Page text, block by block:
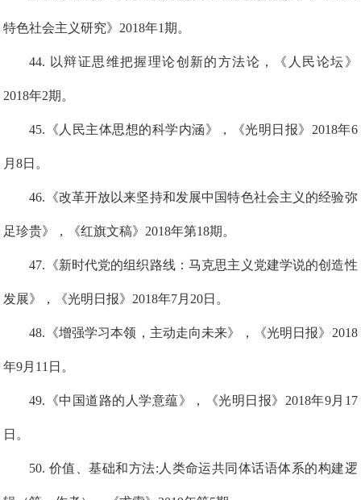
特色社会主义研究》2018年1期。
44. 以辩证思维把握理论创新的方法论，《人民论坛》
2018年2期。
45. 《人民主体思想的科学内涵》，《光明日报》2018年6
月8日。
46. 《改革开放以来坚持和发展中国特色社会主义的经验弥
足珍贵》，《红旗文稿》2018年第18期。
47.《新时代党的组织路线：马克思主义党建学说的创造性
发展》，《光明日报》2018年7月20日。
48.《增强学习本领，主动走向未来》，《光明日报》2018
年9月11日。
49.《中国道路的人学意蕴》，《光明日报》2018年9月17
日。
50. 价值、基础和方法:人类命运共同体话语体系的构建逻